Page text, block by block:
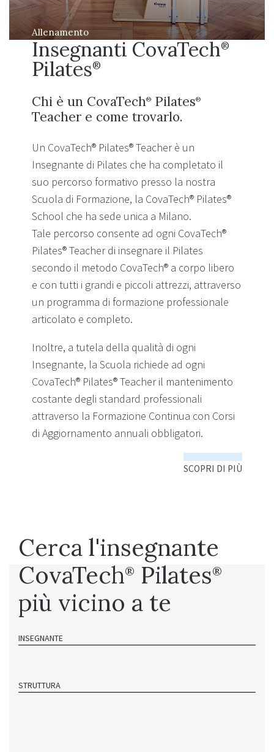
Allenamento
Insegnanti CovaTech®
Pilates®
Chi è un CovaTech® Pilates®
Teacher e come trovarlo.
Un CovaTech® Pilates® Teacher è un
Insegnante di Pilates che ha completato il
suo percorso formativo presso la nostra
Scuola di Formazione, la CovaTech® Pilates®
School che ha sede unica a Milano.
Tale percorso consente ad ogni CovaTech®
Pilates® Teacher di insegnare il Pilates
secondo il metodo CovaTech® a corpo libero
e con tutti i grandi e piccoli attrezzi, attraverso
un programma di formazione professionale
articolato e completo.
Inoltre, a tutela della qualità di ogni
Insegnante, la Scuola richiede ad ogni
CovaTech® Pilates® Teacher il mantenimento
costante degli standard professionali
attraverso la Formazione Continua con Corsi
di Aggiornamento annuali obbligatori.
SCOPRI DI PIÙ
Cerca l'insegnante
CovaTech® Pilates®
più vicino a te
INSEGNANTE
STRUTTURA